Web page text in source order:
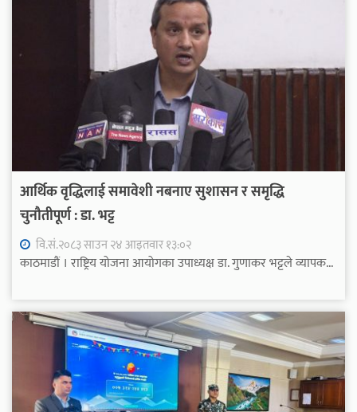
आर्थिक वृद्धिलाई समावेशी नबनाए सुशासन र समृद्धि
चुनौतीपूर्ण : डा. भट्ट
वि.सं.२०८३ साउन २४ आइतवार १३:०२
काठमाडौं । राष्ट्रिय योजना आयोगका उपाध्यक्ष डा. गुणाकर भट्टले व्यापक...